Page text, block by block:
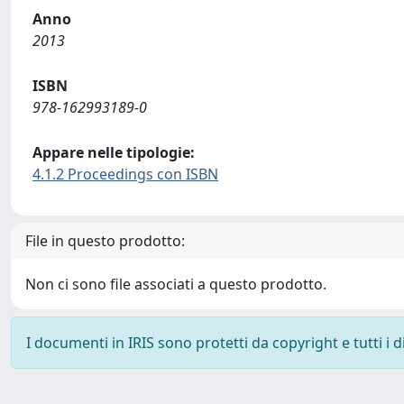
Anno
2013
ISBN
978-162993189-0
Appare nelle tipologie:
4.1.2 Proceedings con ISBN
File in questo prodotto:
Non ci sono file associati a questo prodotto.
I documenti in IRIS sono protetti da copyright e tutti i